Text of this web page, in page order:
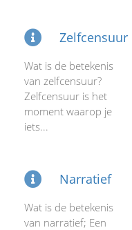
Zelfcensuur
Wat is de betekenis
van zelfcensuur?
Zelfcensuur is het
moment waarop je
iets...
Narratief
Wat is de betekenis
van narratief; Een